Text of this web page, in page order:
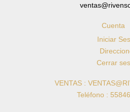
Cuenta
Iniciar
Cerrar
VENTAS :
Teléfono :